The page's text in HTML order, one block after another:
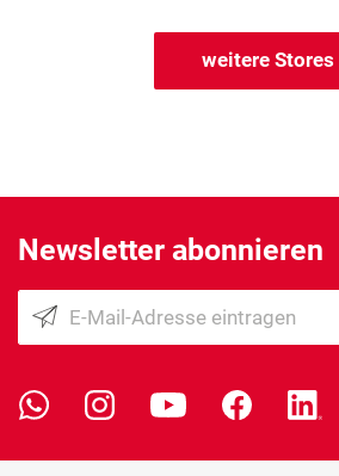
weitere Stores
Newsletter abonnieren